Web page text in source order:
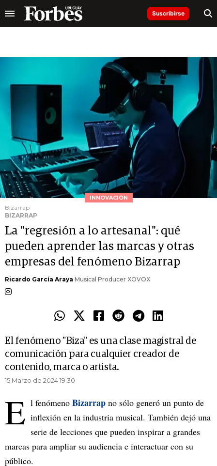
Suscribirse
INNOVACIÓN
Bizarrap
BIZARRAP
La "regresión a lo artesanal": qué
pueden aprender las marcas y otras
empresas del fenómeno Bizarrap
Ricardo García Araya Musical Producer XOVOX
El fenómeno "Biza" es una clase magistral de
comunicación para cualquier creador de
contenido, marca o artista.
15 Marzo de 2024 19.30
E l fenómeno Bizarrap no sólo generó un punto de
inflexión en la industria musical. También dejó una
serie de lecciones que pueden inspirar a grandes
marcas para ampliar su audiencia e interactuar con su
público.